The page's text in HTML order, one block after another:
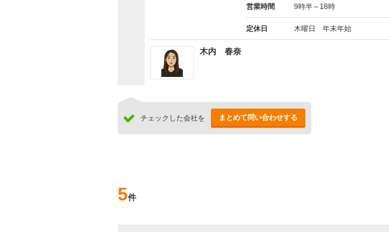
営業時間 9時半～18時
定休日 木曜日 年末年始
木内 春奈
チェックした会社を まとめて問い合わせする
5件